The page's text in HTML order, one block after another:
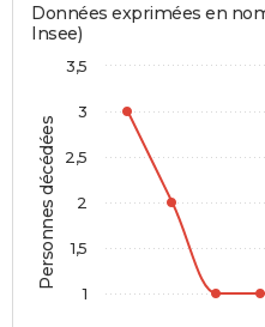
Personnes décédées
Données exprimées en
Insee)
1
1,5
2
2,5
3
3,5